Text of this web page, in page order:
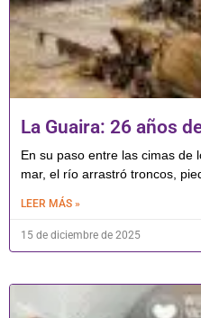
La Guaira: 26 años
En su paso entre las cimas de
mar, el río arrastró troncos,
LEER MÁS »
15 de diciembre de 2025